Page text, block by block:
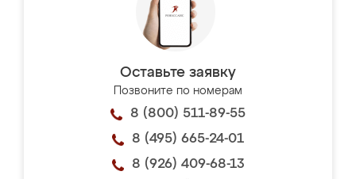
Оставьте заявку
Позвоните по номерам
8 (800) 511-89-55
8 (495) 665-24-01
8 (926) 409-68-13